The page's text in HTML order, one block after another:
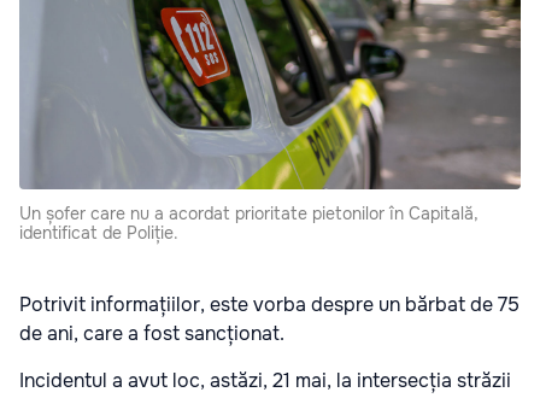
Un șofer care nu a acordat prioritate pietonilor în Capitală,
identificat de Poliție.
Potrivit informațiilor, este vorba despre un bărbat de 75
de ani, care a fost sancționat.
Incidentul a avut loc, astăzi, 21 mai, la intersecția străzii